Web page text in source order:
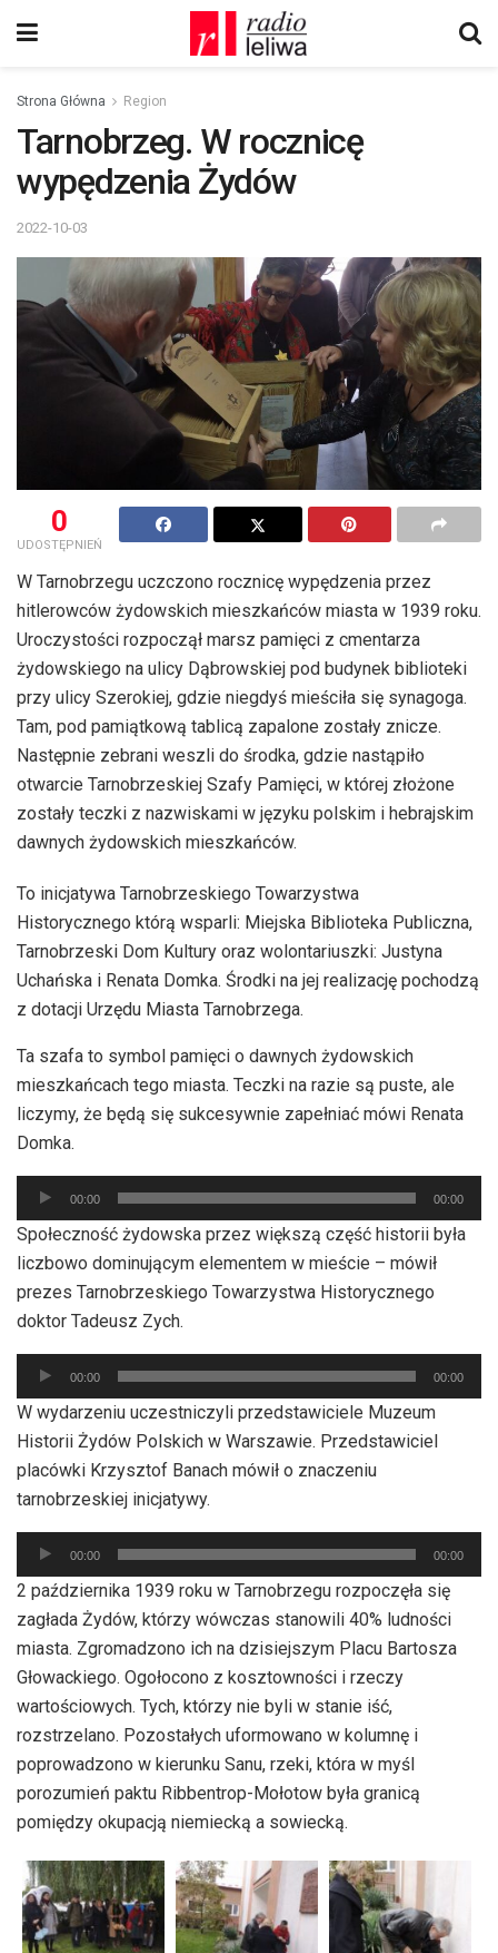
Strona Główna Region
Tarnobrzeg. W rocznicę
wypędzenia Żydów
2022-10-03
0
UDOSTĘPNIEŃ
W Tarnobrzegu uczczono rocznicę wypędzenia przez
hitlerowców żydowskich mieszkańców miasta w 1939 roku.
Uroczystości rozpoczął marsz pamięci z cmentarza
żydowskiego na ulicy Dąbrowskiej pod budynek biblioteki
przy ulicy Szerokiej, gdzie niegdyś mieściła się synagoga.
Tam, pod pamiątkową tablicą zapalone zostały znicze.
Następnie zebrani weszli do środka, gdzie nastąpiło
otwarcie Tarnobrzeskiej Szafy Pamięci, w której złożone
zostały teczki z nazwiskami w języku polskim i hebrajskim
dawnych żydowskich mieszkańców.
To inicjatywa Tarnobrzeskiego Towarzystwa
Historycznego którą wsparli: Miejska Biblioteka Publiczna,
Tarnobrzeski Dom Kultury oraz wolontariuszki: Justyna
Uchańska i Renata Domka. Środki na jej realizację pochodzą
z dotacji Urzędu Miasta Tarnobrzega.
Ta szafa to symbol pamięci o dawnych żydowskich
mieszkańcach tego miasta. Teczki na razie są puste, ale
liczymy, że będą się sukcesywnie zapełniać mówi Renata
Domka.
Odtwarzacz
plików
dźwiękowych
00:00 00:00
Społeczność żydowska przez większą część historii była
liczbowo dominującym elementem w mieście – mówił
prezes Tarnobrzeskiego Towarzystwa Historycznego
doktor Tadeusz Zych.
Odtwarzacz
plików
dźwiękowych
00:00 00:00
W wydarzeniu uczestniczyli przedstawiciele Muzeum
Historii Żydów Polskich w Warszawie. Przedstawiciel
placówki Krzysztof Banach mówił o znaczeniu
tarnobrzeskiej inicjatywy.
Odtwarzacz
plików
dźwiękowych
00:00 00:00
2 października 1939 roku w Tarnobrzegu rozpoczęła się
zagłada Żydów, którzy wówczas stanowili 40% ludności
miasta. Zgromadzono ich na dzisiejszym Placu Bartosza
Głowackiego. Ogołocono z kosztowności i rzeczy
wartościowych. Tych, którzy nie byli w stanie iść,
rozstrzelano. Pozostałych uformowano w kolumnę i
poprowadzono w kierunku Sanu, rzeki, która w myśl
porozumień paktu Ribbentrop-Mołotow była granicą
pomiędzy okupacją niemiecką a sowiecką.